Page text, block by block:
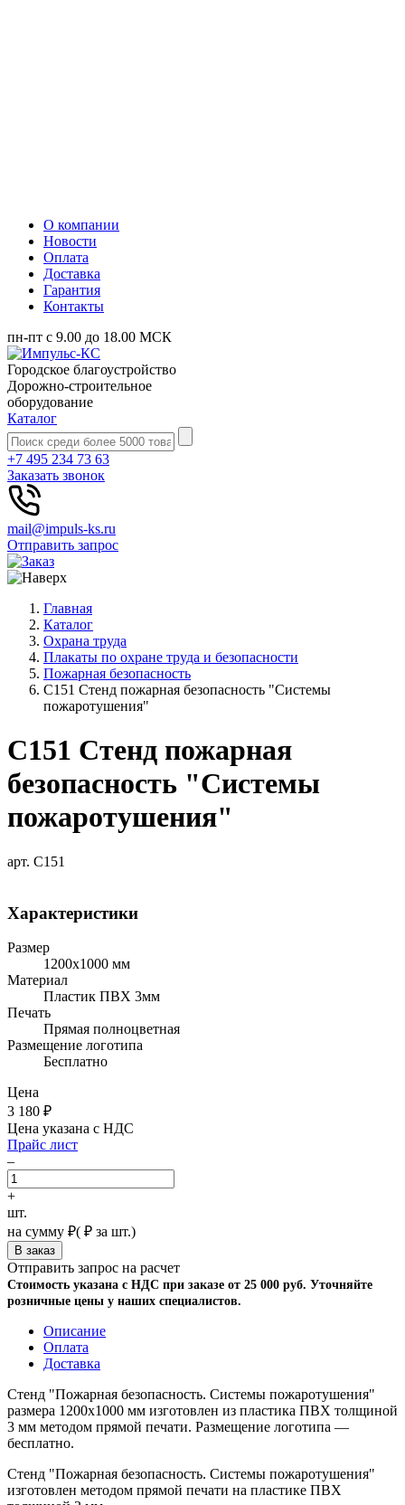
О компании
Новости
Оплата
Доставка
Гарантия
Контакты
пн-пт с 9.00 до 18.00 МСК
Городское благоустройство
Дорожно-строительное
оборудование
Каталог
+7 495 234 73 63
Заказать звонок
mail@impuls-ks.ru
Отправить запрос
Главная
Каталог
Охрана труда
Плакаты по охране труда и безопасности
Пожарная безопасность
С151 Стенд пожарная безопасность "Системы
пожаротушения"
С151 Стенд пожарная
безопасность "Системы
пожаротушения"
арт. С151
Характеристики
Размер
1200х1000 мм
Материал
Пластик ПВХ 3мм
Печать
Прямая полноцветная
Размещение логотипа
Бесплатно
Цена
3 180 ₽
Цена указана с НДС
Прайс лист
–
+
шт.
на сумму ₽( ₽ за шт.)
Отправить запрос на расчет
Стоимость указана с НДС при заказе от 25 000 руб. Уточняйте
розничные цены у наших специалистов.
Описание
Оплата
Доставка
Стенд "Пожарная безопасность. Системы пожаротушения"
размера 1200х1000 мм изготовлен из пластика ПВХ толщиной
3 мм методом прямой печати. Размещение логотипа —
бесплатно.
Стенд "Пожарная безопасность. Системы пожаротушения"
изготовлен методом прямой печати на пластике ПВХ